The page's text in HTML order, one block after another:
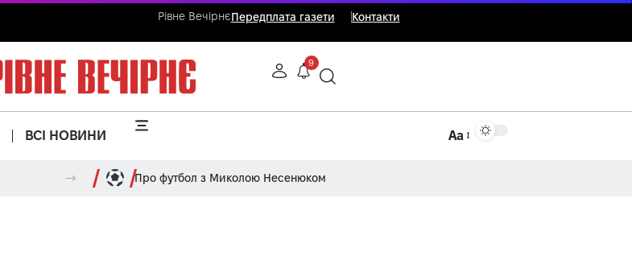
Рівне ВечірнєПередплата газети Контакти
9
ВСІ НОВИНИ Аа
Про футбол з Миколою Несенюком